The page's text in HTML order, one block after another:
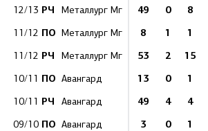
12/13 РЧ Металлург Мг 49 0 8
11/12 ПО Металлург Мг 8 1 1
11/12 РЧ Металлург Мг 53 2 15
10/11 ПО Авангард 13 0 1
10/11 РЧ Авангард 49 4 4
09/10 ПО Авангард 3 0 1